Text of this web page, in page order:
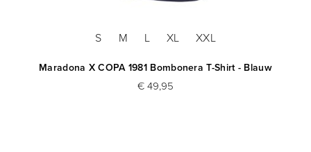
S M L XL XXL
Maradona X COPA 1981 Bombonera T-Shirt - Blauw
€ 49,95